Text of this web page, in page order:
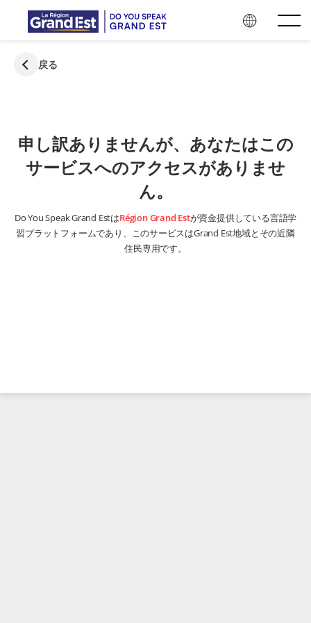
メインコンテンツにスキップ
戻る
申し訳ありませんが、あなたはこの
サービスへのアクセスがありませ
ん。
Do You Speak Grand EstはRégion Grand Estが資金提供している言語学
習プラットフォームであり、このサービスはGrand Est地域とその近隣
住民専用です。